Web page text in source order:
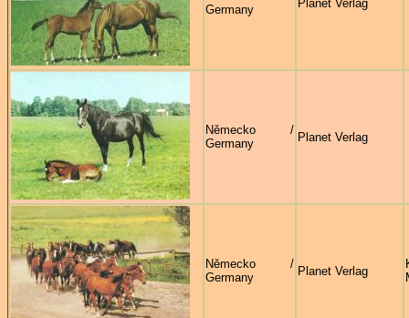
Germany
Planet Verlag
Německo /
Germany
Planet Verlag
Německo /
Germany
Planet Verlag